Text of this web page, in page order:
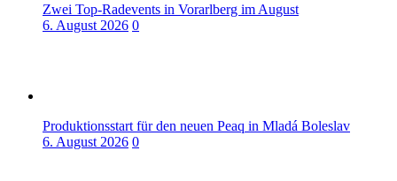
Zwei Top-Radevents in Vorarlberg im August
6. August 2026 0
Produktionsstart für den neuen Peaq in Mladá Boleslav
6. August 2026 0